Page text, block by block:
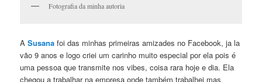
Fotografia da minha autoria
ASusana foi das minhas primeiras amizades no Facebook, ja la
vão 9 anos e logo criei um carinho muito especial por ela pois é
uma pessoa que transmite nos vibes, coisa rara hoje e dia. Ela
chegou a trabalhar na empresa onde também trabalhei mas